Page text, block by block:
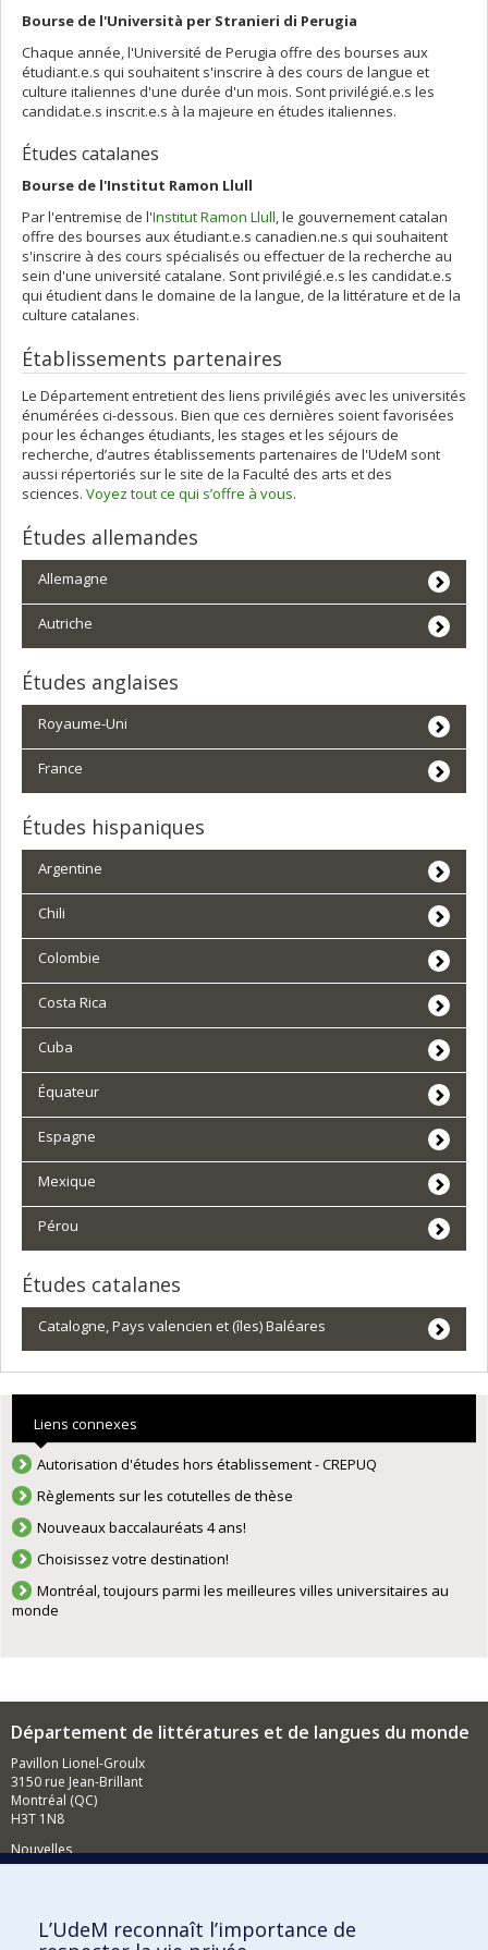
Bourse de l'Università per Stranieri di Perugia
Chaque année, l'Université de Perugia offre des bourses aux
étudiant.e.s qui souhaitent s'inscrire à des cours de langue et
culture italiennes d'une durée d'un mois. Sont privilégié.e.s les
candidat.e.s inscrit.e.s à la majeure en études italiennes.
Études catalanes
Bourse de l'Institut Ramon Llull
Par l'entremise de l'Institut Ramon Llull, le gouvernement catalan
offre des bourses aux étudiant.e.s canadien.ne.s qui souhaitent
s'inscrire à des cours spécialisés ou effectuer de la recherche au
sein d'une université catalane. Sont privilégié.e.s les candidat.e.s
qui étudient dans le domaine de la langue, de la littérature et de la
culture catalanes.
Établissements partenaires
Le Département entretient des liens privilégiés avec les universités
énumérées ci-dessous. Bien que ces dernières soient favorisées
pour les échanges étudiants, les stages et les séjours de
recherche, d’autres établissements partenaires de l'UdeM sont
aussi répertoriés sur le site de la Faculté des arts et des
sciences. Voyez tout ce qui s’offre à vous.
Études allemandes
Allemagne
Autriche
Études anglaises
Royaume-Uni
France
Études hispaniques
Argentine
Chili
Colombie
Costa Rica
Cuba
Équateur
Espagne
Mexique
Pérou
Études catalanes
Catalogne, Pays valencien et (îles) Baléares
Liens connexes
Autorisation d'études hors établissement - CREPUQ
Règlements sur les cotutelles de thèse
Nouveaux baccalauréats 4 ans!
Choisissez votre destination!
Montréal, toujours parmi les meilleures villes universitaires au
monde
Département de littératures et de langues du monde
Pavillon Lionel-Groulx
3150 rue Jean-Brillant
Montréal (QC)
H3T 1N8
Nouvelles
Comment soutenir le Département?
L’UdeM reconnaît l’importance de